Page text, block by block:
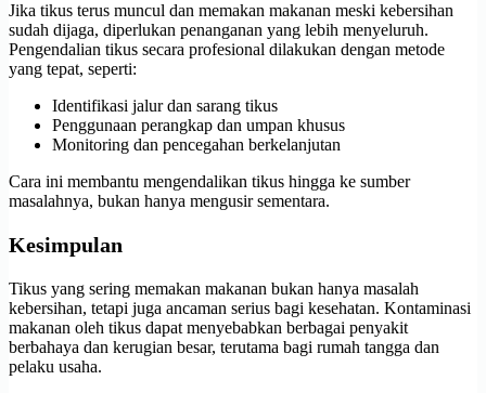
Jika tikus terus muncul dan memakan makanan meski kebersihan
sudah dijaga, diperlukan penanganan yang lebih menyeluruh.
Pengendalian tikus secara profesional dilakukan dengan metode
yang tepat, seperti:
Identifikasi jalur dan sarang tikus
Penggunaan perangkap dan umpan khusus
Monitoring dan pencegahan berkelanjutan
Cara ini membantu mengendalikan tikus hingga ke sumber
masalahnya, bukan hanya mengusir sementara.
Kesimpulan
Tikus yang sering memakan makanan bukan hanya masalah
kebersihan, tetapi juga ancaman serius bagi kesehatan. Kontaminasi
makanan oleh tikus dapat menyebabkan berbagai penyakit
berbahaya dan kerugian besar, terutama bagi rumah tangga dan
pelaku usaha.